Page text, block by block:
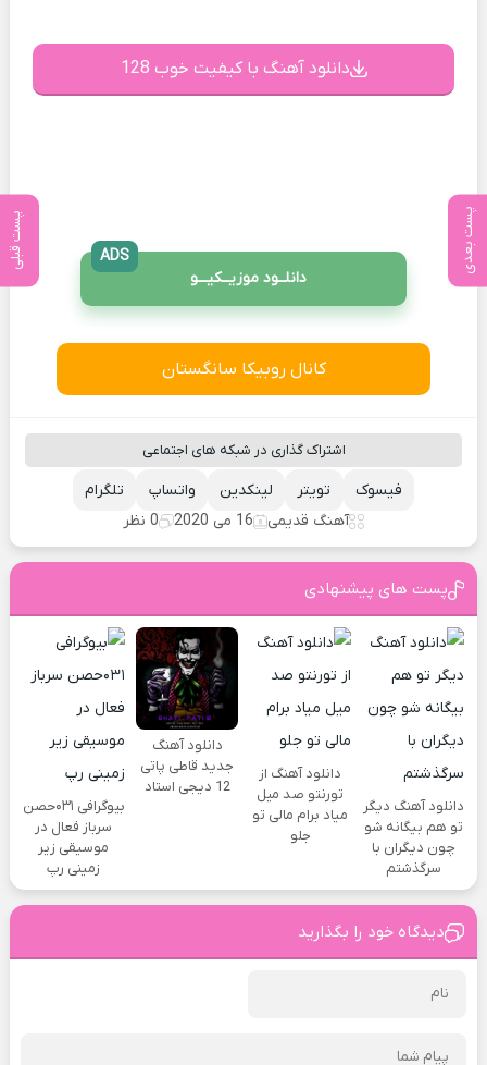
پست بعدی پست قبلی
دانلود آهنگ با کیفیت خوب 128
دانلــود موزیــکیـــو
ADS
کانال روبیکا سانگستان
اشتراک گذاری در شبکه های اجتماعی
تلگرام واتساپ لینکدین تویتر
فیسوک
آهنگ قدیمی
16 می 2020 0 نظر
پست های پیشنهادی
دانلود آهنگ دیگر
تو هم بیگانه شو
چون دیگران با
سرگذشتم
دانلود آهنگ از
تورنتو صد میل
میاد برام مالی تو
جلو
دانلود آهنگ
جدید قاطی پاتی
12 دیجی استاد
بیوگرافی ۰۳۱حصن
سرباز فعال در
موسیقی زیر
زمینی رپ
دیدگاه خود را بگذارید